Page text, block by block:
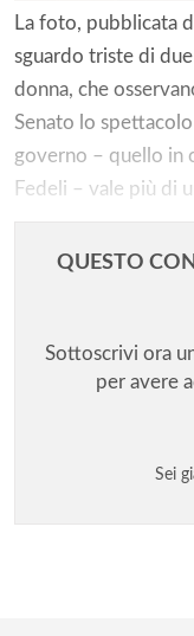
La foto, pubblicata
sguardo triste di
donna, che
Senato lo spettacolo
governo – quello in
Fedeli – vale più di
QUESTO
Sottoscrivi ora
per avere
Sei